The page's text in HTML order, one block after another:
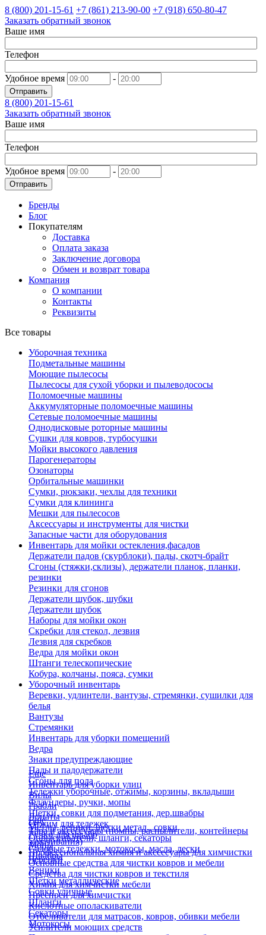
8 (800) 201-15-61 +7 (861) 213-90-00 +7 (918) 650-80-47
Заказать обратный звонок
Ваше имя
Телефон
Удобное время -
Отправить
8 (800) 201-15-61
Заказать обратный звонок
Ваше имя
Телефон
Удобное время -
Отправить
Бренды
Блог
Покупателям
Доставка
Оплата заказа
Заключение договора
Обмен и возврат товара
Компания
О компании
Контакты
Реквизиты
Все товары
Уборочная техника
Подметальные машины
Моющие пылесосы
Пылесосы для сухой уборки и пылеводососы
Поломоечные машины
Аккумуляторные поломоечные машины
Сетевые поломоечные машины
Однодисковые роторные машины
Сушки для ковров, турбосушки
Мойки высокого давления
Парогенераторы
Озонаторы
Орбитальные машинки
Сумки, рюкзаки, чехлы для техники
Сумки для клининга
Мешки для пылесосов
Аксессуары и инструменты для чистки
Запасные части для оборудования
Инвентарь для мойки остекления,фасадов
Держатели падов (скурблоки), пады, скотч-брайт
Сгоны (стяжки,склизы), держатели планок, планки,
резинки
Резинки для сгонов
Держатели шубок, шубки
Держатели шубок
Наборы для мойки окон
Скребки для стекол, лезвия
Лезвия для скребков
Ведра для мойки окон
Штанги телескопические
Кобура, колчаны, пояса, сумки
Уборочный инвентарь
Веревки, удлинтели, вантузы, стремянки, сушилки для
белья
Вантузы
Стремянки
Инвентарь для уборки помещений
Ведра
Знаки предупреждающие
Пады и падодержатели
Сгоны для пола
Тележки уборочные, отжимы, корзины, вкладыши
Флаундеры, ручки, мопы
Щетки, совки для подметания, дер.швабры
Отжим для тележек
Ручки для швабр
Мопы
Швабры
Еще
Инвентарь для уборки улиц
Вилы
Грабли
Лопаты
Метлы, веники, щетки метал., совки
Опрыскиватели, шланги, секаторы
Садовые тележки, мотокосы, масла, лески
Черенки
Веники
Щетки металлические
Совки уличные
Шланги
Секаторы
Мотокосы
Еще
Тара и аксессуары (помпы, распылители, контейнеры
замачивания)
Профессиональная химия и акссесуары для химчистки
Основные средства для чистки ковров и мебели
Средства для чистки ковров и текстиля
Химия для химчистки мебели
Преспреи для химчистки
Кислотные ополаскиватели
Отбеливатели для матрасов, ковров, обивки мебели
Усилители моющих средств